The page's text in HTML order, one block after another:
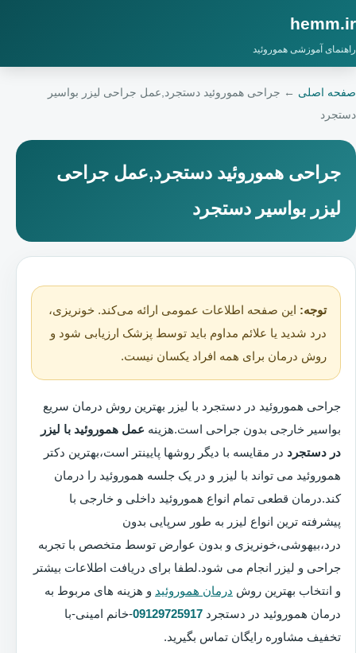
hemm.ir
راهنمای آموزشی هموروئید
صفحه اصلی ← جراحی هموروئید دستجرد,عمل جراحی لیزر بواسیر
دستجرد
جراحی هموروئید دستجرد,عمل جراحی
لیزر بواسیر دستجرد
توجه: این صفحه اطلاعات عمومی ارائه می‌کند. خونریزی،
درد شدید یا علائم مداوم باید توسط پزشک ارزیابی شود و
روش درمان برای همه افراد یکسان نیست.
جراحی هموروئید در دستجرد با لیزر بهترین روش درمان سریع
بواسیر خارجی بدون جراحی است.هزینه عمل هموروئید با لیزر
در دستجرد در مقایسه با دیگر روشها پایینتر است،بهترین دکتر
هموروئید می تواند با لیزر و در یک جلسه هموروئید را درمان
کند.درمان قطعی تمام انواع هموروئید داخلی و خارجی با
پیشرفته ترین انواع لیزر به طور سرپایی بدون
درد،بیهوشی،خونریزی و بدون عوارض توسط متخصص با تجربه
جراحی و لیزر انجام می شود.لطفا برای دریافت اطلاعات بیشتر
و انتخاب بهترین روش درمان هموروئید و هزینه های مربوط به
درمان هموروئید در دستجرد 09129725917-خانم امینی-با
تخفیف مشاوره رایگان تماس بگیرید.